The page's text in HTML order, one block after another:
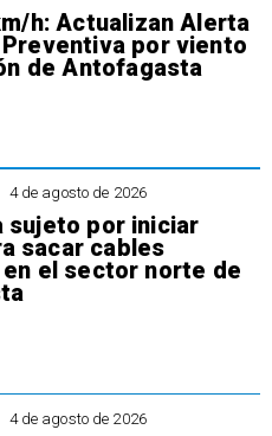
h: Actualizan Alerta
por viento
de Antofagasta
4 de agosto de 2026
sujeto por iniciar
sacar cables
el sector norte de
4 de agosto de 2026